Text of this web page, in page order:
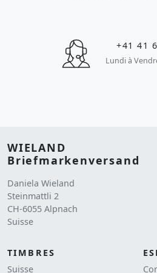
+41 41
Lundi à
WIELAND
Briefmarkenversand
Daniela Wieland
Steinmattli 2
CH-6055 Alpnach
Suisse
TIMBRES
Suisse